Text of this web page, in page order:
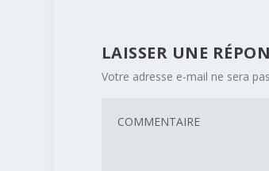
LAISSER UNE
Votre adresse e-mail ne sera